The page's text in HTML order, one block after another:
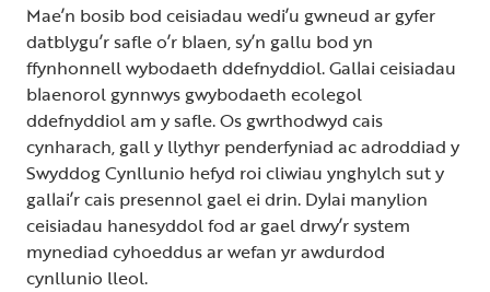
Mae’n bosib bod ceisiadau wedi’u gwneud ar gyfer
datblygu’r safle o’r blaen, sy’n gallu bod yn
ffynhonnell wybodaeth ddefnyddiol. Gallai ceisiadau
blaenorol gynnwys gwybodaeth ecolegol
ddefnyddiol am y safle. Os gwrthodwyd cais
cynharach, gall y llythyr penderfyniad ac adroddiad y
Swyddog Cynllunio hefyd roi cliwiau ynghylch sut y
gallai’r cais presennol gael ei drin. Dylai manylion
ceisiadau hanesyddol fod ar gael drwy’r system
mynediad cyhoeddus ar wefan yr awdurdod
cynllunio lleol.